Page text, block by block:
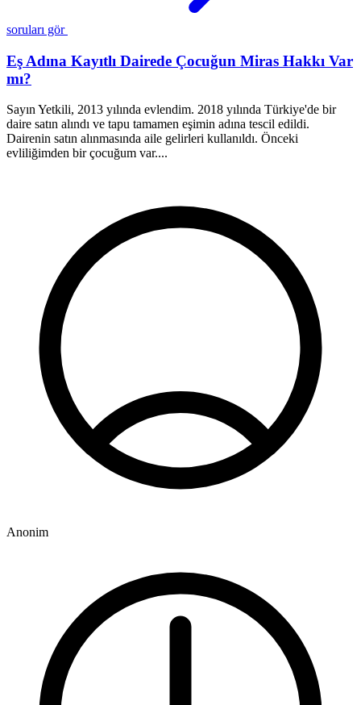
soruları gör
Eş Adına Kayıtlı Dairede Çocuğun Miras Hakkı Var
mı?
Sayın Yetkili, 2013 yılında evlendim. 2018 yılında Türkiye'de bir
daire satın alındı ve tapu tamamen eşimin adına tescil edildi.
Dairenin satın alınmasında aile gelirleri kullanıldı. Önceki
evliliğimden bir çocuğum var....
Anonim